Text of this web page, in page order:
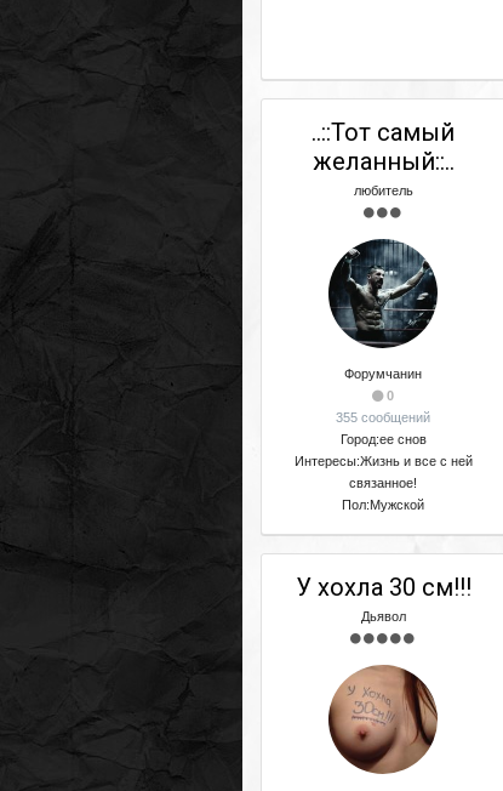
..::Тот самый
желанный::..
любитель
Форумчанин
0
355 сообщений
Город:ее снов
Интересы:Жизнь и все с ней
связанное!
Пол:Мужской
У хохла 30 см!!!
Дьявол